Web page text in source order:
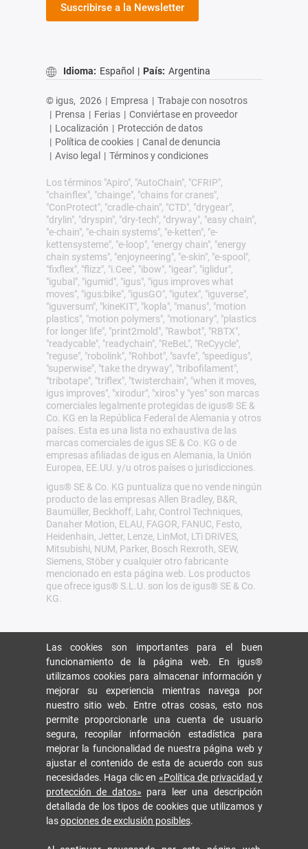
Suscribirse a la Newsletter
Idioma: Español | País: Argentina
© igus, 2026 | Empresa | Trabaje con nosotros
| Prensa | Ferias | Conviértase en proveedor
| Localización | Protección de datos
| Política de cookies | Canal de denuncia
| Aviso legal | Términos y condiciones
Los términos "Apiro", "AutoChain", "CFRIP",
"chainflex", "chainge", "chains for cranes",
"ConProtect", "cradle-chain", "CTD", "drygear",
"drylin", "dryspin", "dry-tech", "dryway", "easy chain",
"e-chain", "e-chain systems", "e-ketten", "e-
kettensysteme", "e-loop", "energy chain", "energy
chain systems", "enjoyneering", "e-skin", "e-spool",
"fixflex", "flizz", "i.Cee", "ibow", "igear", "iglidur",
"igubal", "igumid", "igus", "igus improves what
moves", "igus:bike", "igusGO", "igutex", "iguverse",
"iguversum", "kineKIT", "kopla", "manus", "motion
plastics", "motion polymers", "motionary", "plastics
for longer life", "print2mold", "Rawbot", "RBTX",
"readycable", "readychain", "ReBeL", "ReCyycle",
"reguse", "robolink", "Rohbot", "savfe", "speedigus",
"superwise", "take the dryway", "tribofilament",
"tribotape", "triflex", "twisterchain", "when it moves,
igus improves", "xirodur", "xiros" y "yes" son marcas
comerciales legalmente protegidas de igus® SE &
Co. KG en la República Federal de Alemania y otros
países. Esta es una lista no exhaustiva de las
marcas comerciales de igus SE & Co. KG o de
empresas afiliadas de igus en Alemania, la Unión
Europea, EE.UU. y/u otros países o jurisdicciones.
igus® SE & Co. KG puntualiza que no vende ningún
producto de las empresas Allen Bradley, B&R,
Baumüller, Beckhoff, Lahr, Control Techniques,
Danaher Motion, ELAU, FAGOR, FANUC, Festo,
Heidenhain, Jetter, Lenze, LinMot, LTi DRiVES,
Mitsubishi, NUM, Parker, Bosch Rexroth, SEW,
Siemens, Stöber y cualquier otro fabricante
mencionado en esta página web. Los productos
que ofrece igus® S.L.U. son los de igus® SE & Co.
KG.
Las cookies son importantes para el buen
funcionamiento de la página web. En igus®
utilizamos cookies para almacenar información y
mejorar su experiencia mientras navega por
nuestro sitio web. Entre otras cosas, esto nos
permite proporcionarle una cuenta de usuario
segura, recopilar información estadística para
mejorar la funcionalidad de nuestra página web y
ajustar el contenido de esta de acuerdo con sus
necesidades. Haga clic en «Política de privacidad y
protección de datos» para leer una descripción
detallada de los tipos de cookies que utilizamos y
lasopciones de exclusión posibles.